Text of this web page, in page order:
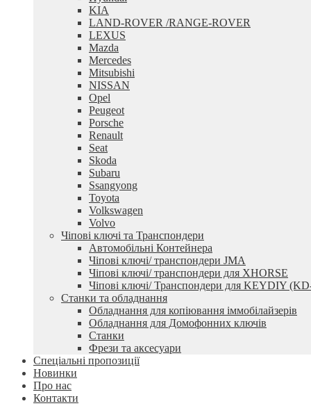
KIA
LAND-ROVER /RANGE-ROVER
LEXUS
Mazda
Mercedes
Mitsubishi
NISSAN
Opel
Peugeot
Porsche
Renault
Seat
Skoda
Subaru
Ssangyong
Toyota
Volkswagen
Volvo
Чіпові ключі та Транспондери
Автомобільні Контейнера
Чіпові ключі/ транспондери JMA
Чіпові ключі/ транспондери для XHORSE
Чіпові ключі/ Транспондери для KEYDIY
Станки та обладнання
Обладнання для копіювання іммобілайзерів
Обладнання для Домофонних ключів
Станки
Фрези та аксесуари
Спеціальні пропозиції
Новинки
Про нас
Контакти